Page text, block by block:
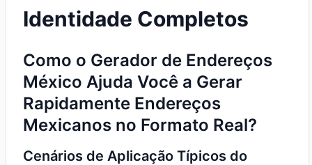
Identidade Completos
Como o Gerador de Endereços
México Ajuda Você a Gerar
Rapidamente Endereços
Mexicanos no Formato Real?
Cenários de Aplicação Típicos do